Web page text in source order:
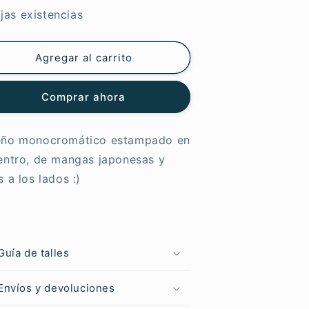
para
Ariel
existencias
Agregar al carrito
Comprar ahora
monocromático estampado en
de mangas japonesas y
a los lados :)
de talles
y devoluciones